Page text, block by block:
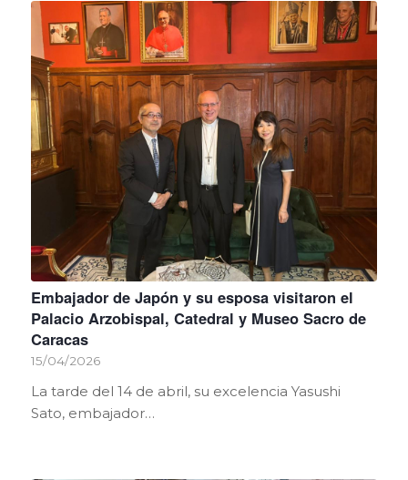
Embajador de Japón y su esposa visitaron el
Palacio Arzobispal, Catedral y Museo Sacro de
Caracas
15/04/2026
La tarde del 14 de abril, su excelencia Yasushi
Sato, embajador…